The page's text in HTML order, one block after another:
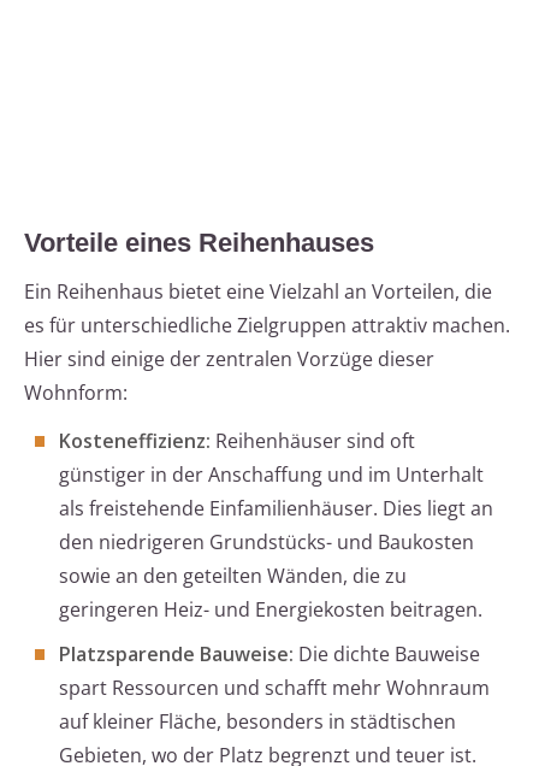
Vorteile eines Reihenhauses
Ein Reihenhaus bietet eine Vielzahl an Vorteilen, die
es für unterschiedliche Zielgruppen attraktiv machen.
Hier sind einige der zentralen Vorzüge dieser
Wohnform:
Kosteneffizienz: Reihenhäuser sind oft
günstiger in der Anschaffung und im Unterhalt
als freistehende Einfamilienhäuser. Dies liegt an
den niedrigeren Grundstücks- und Baukosten
sowie an den geteilten Wänden, die zu
geringeren Heiz- und Energiekosten beitragen.
Platzsparende Bauweise: Die dichte Bauweise
spart Ressourcen und schafft mehr Wohnraum
auf kleiner Fläche, besonders in städtischen
Gebieten, wo der Platz begrenzt und teuer ist.